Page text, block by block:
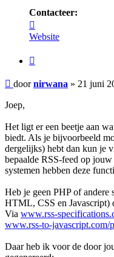
Contacteer:
nirwana
Website
Bericht
doornirwana » 21 juni
Joep,
Het ligt er een beetje aan
biedt. Als je bijvoorbeeld
dergelijks) hebt dan kun je
bepaalde RSS-feed op
systemen hebben deze
Heb je geen PHP of andere
HTML, CSS en Javascript)
Via www.rss-
www.rss-to-javascript.com/
Daar heb ik voor de door